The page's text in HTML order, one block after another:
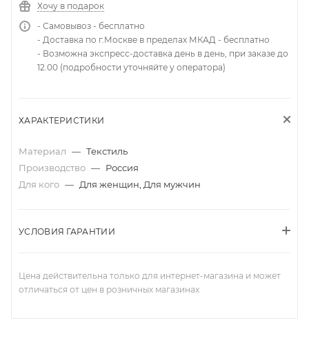
Хочу в подарок
- Самовывоз - бесплатно
- Доставка по г.Москве в пределах МКАД - бесплатно
- Возможна экспресс-доставка день в день, при заказе до
12.00 (подробности уточняйте у оператора)
ХАРАКТЕРИСТИКИ
Материал — Текстиль
Производство — Россия
Для кого — Для женщин, Для мужчин
УСЛОВИЯ ГАРАНТИИ
Цена действительна только для интернет-магазина и может
отличаться от цен в розничных магазинах